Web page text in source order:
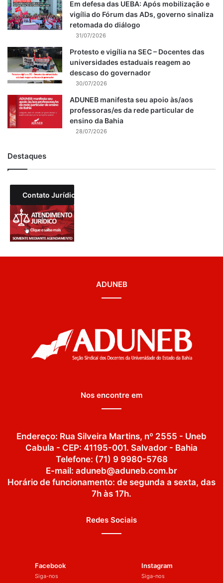
Em defesa das UEBA: Após mobilização e
vigília do Fórum das ADs, governo sinaliza
retomada do diálogo
31/07/2026
Protesto e vigília na SEC – Docentes das
universidades estaduais reagem ao
descaso do governador
30/07/2026
ADUNEB manifesta seu apoio às/aos
professoras/es da rede particular de
ensino da Bahia
28/07/2026
Destaques
Contato Jurídico
ADUNEB
Nos encontre em
Endereço: Rua Silveira Martins, nº 2555 - Uneb
Cabula - CEP: 41195-001. Salvador - Bahia
Telefone: (71) 9 9980-5768
E-mail: aduneb@aduneb.com.br
Horário de funcionamento: de segunda a sexta, das
7h às 17h.
Redes Sociais
Facebook
Siga-nos
Instagram
Siga-nos